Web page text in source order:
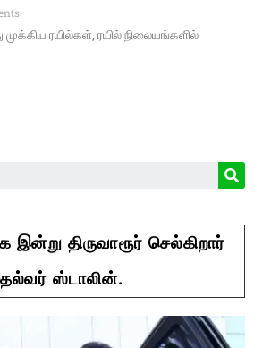
முக்கிய ரயில்கள், ரயில் நிலையங்களில்
திருவாரூர் செல்கிறார்
ஸ்டாலின்.